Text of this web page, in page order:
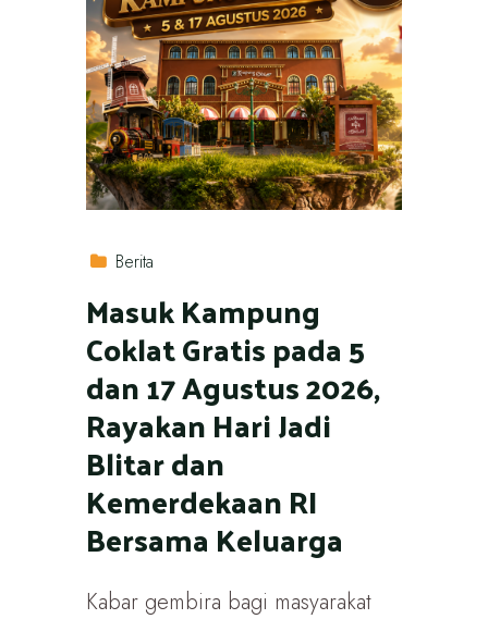
Berita
Masuk Kampung
Coklat Gratis pada 5
dan 17 Agustus 2026,
Rayakan Hari Jadi
Blitar dan
Kemerdekaan RI
Bersama Keluarga
Kabar gembira bagi masyarakat